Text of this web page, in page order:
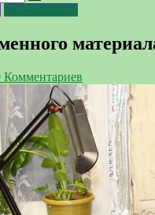
Специалисты
Комментариев